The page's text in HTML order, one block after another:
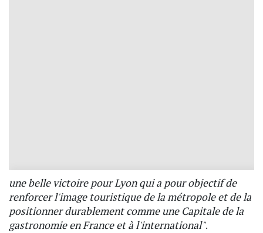
une belle victoire pour Lyon qui a pour objectif de
renforcer l'image touristique de la métropole et de la
positionner durablement comme une Capitale de la
gastronomie en France et à l'international".